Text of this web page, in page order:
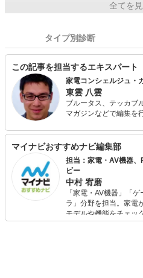
全てを
タイプ別診断
この記事を担当するエキスパート
家電コンシェルジュ・
東雲 八雲
ブルータス、テッカブ
マガジンなどで編集を行うモ
で加味して良い品を探すのが好き。
ウォッチや、海外製品
を探すのが大好き。（
とか建たないとか。）
マイナビおすすめナビ編集部
担当：家電・AV機器
ビー
中村 宥磨
「家電・AV機器」「
ラ」分野を担当。家電
モデルや機能をチェッ
ムを楽しみながら、新